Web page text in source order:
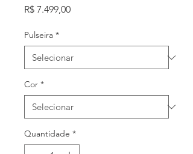
R$ 7.499,00Preço
Pulseira *
Cor *
Quantidade *